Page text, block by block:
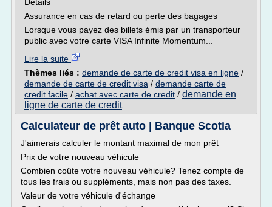
Assurance en cas de retard ou perte des bagages
Lorsque vous payez des billets émis par un transporteur
public avec votre carte VISA Infinite Momentum...
Lire la suite
Thèmes liés : demande de carte de credit visa en ligne /
demande de carte de credit visa / demande carte de
credit facile / achat avec carte de credit / demande en
ligne de carte de credit
Calculateur de prêt auto | Banque Scotia
J'aimerais calculer le montant maximal de mon prêt
Prix de votre nouveau véhicule
Combien coûte votre nouveau véhicule? Tenez compte de
tous les frais ou suppléments, mais non pas des taxes.
Valeur de votre véhicule d'échange